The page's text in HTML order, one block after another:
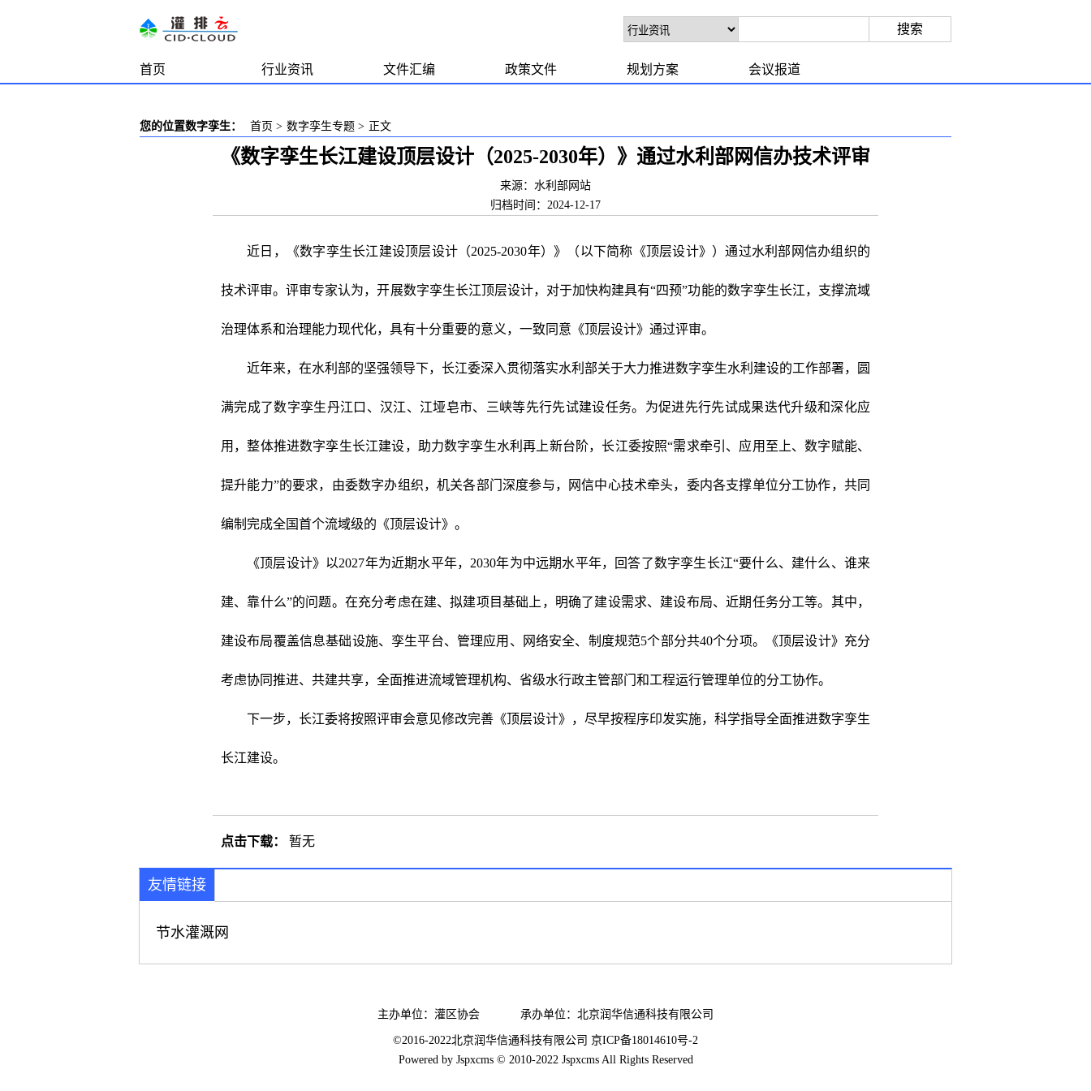
首页 行业资讯 文件汇编 政策文件 规划方案 会议报道
您的位置数字孪生： 首页 > 数字孪生专题 > 正文
《数字孪生长江建设顶层设计（2025-2030年）》通过水利部网信办技术评审
来源：水利部网站
归档时间：2024-12-17
近日，《数字孪生长江建设顶层设计（2025-2030年）》（以下简称《顶层设计》）通过水利部网信办组织的
技术评审。评审专家认为，开展数字孪生长江顶层设计，对于加快构建具有“四预”功能的数字孪生长江，支撑流域
治理体系和治理能力现代化，具有十分重要的意义，一致同意《顶层设计》通过评审。
近年来，在水利部的坚强领导下，长江委深入贯彻落实水利部关于大力推进数字孪生水利建设的工作部署，圆
满完成了数字孪生丹江口、汉江、江垭皂市、三峡等先行先试建设任务。为促进先行先试成果迭代升级和深化应
用，整体推进数字孪生长江建设，助力数字孪生水利再上新台阶，长江委按照“需求牵引、应用至上、数字赋能、
提升能力”的要求，由委数字办组织，机关各部门深度参与，网信中心技术牵头，委内各支撑单位分工协作，共同
编制完成全国首个流域级的《顶层设计》。
《顶层设计》以2027年为近期水平年，2030年为中远期水平年，回答了数字孪生长江“要什么、建什么、谁来
建、靠什么”的问题。在充分考虑在建、拟建项目基础上，明确了建设需求、建设布局、近期任务分工等。其中，
建设布局覆盖信息基础设施、孪生平台、管理应用、网络安全、制度规范5个部分共40个分项。《顶层设计》充分
考虑协同推进、共建共享，全面推进流域管理机构、省级水行政主管部门和工程运行管理单位的分工协作。
下一步，长江委将按照评审会意见修改完善《顶层设计》，尽早按程序印发实施，科学指导全面推进数字孪生
长江建设。
点击下载： 暂无
友情链接
节水灌溉网
主办单位： 灌区协会 承办单位： 北京润华信通科技有限公司
©2016-2022北京润华信通科技有限公司 京ICP备18014610号-2
Powered by Jspxcms© 2010-2022 Jspxcms All Rights Reserved